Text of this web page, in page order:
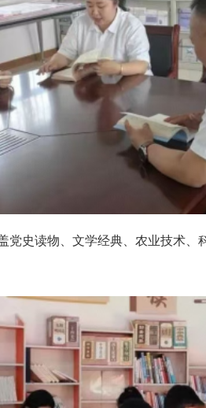
党史读物、文学经典、农业技术